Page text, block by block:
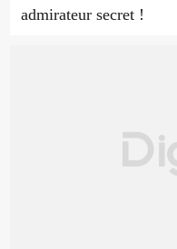
admirateur secret !